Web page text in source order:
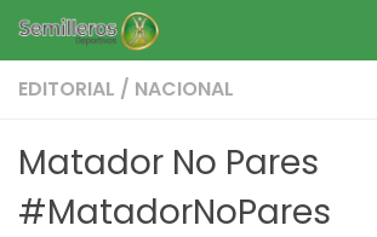
Saltar al contenido
EDITORIAL / NACIONAL
Matador No Pares
#MatadorNoPares